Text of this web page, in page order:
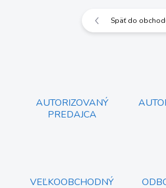
Späť do
AUTORIZOVANÝ
PREDAJCA
VEĽKOOBCHODNÝ